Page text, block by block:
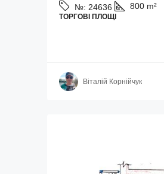
№: 24636 800 m²
ТОРГОВІ ПЛОЩІ
Віталій Корнійчук